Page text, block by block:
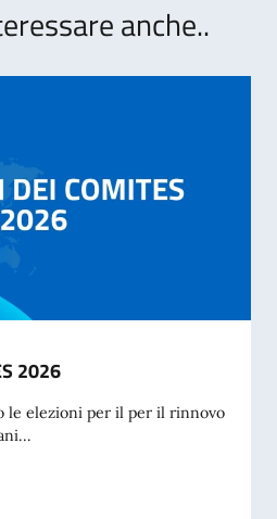
anche..
2026
le elezioni per il per il rinnovo